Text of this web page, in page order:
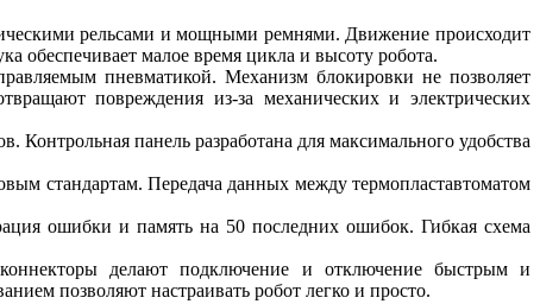
рельсами и мощными ремнями. Движение происходит
обеспечивает малое время цикла и высоту робота.
пневматикой. Механизм блокировки не позволяет
повреждения из-за механических и электрических
панель разработана для максимального удобства
стандартам. Передача данных между термопластавтоматом
ошибки и память на 50 последних ошибок. Гибкая схема
коннекторы делают подключение и отключение быстрым и
позволяют настраивать робот легко и просто.